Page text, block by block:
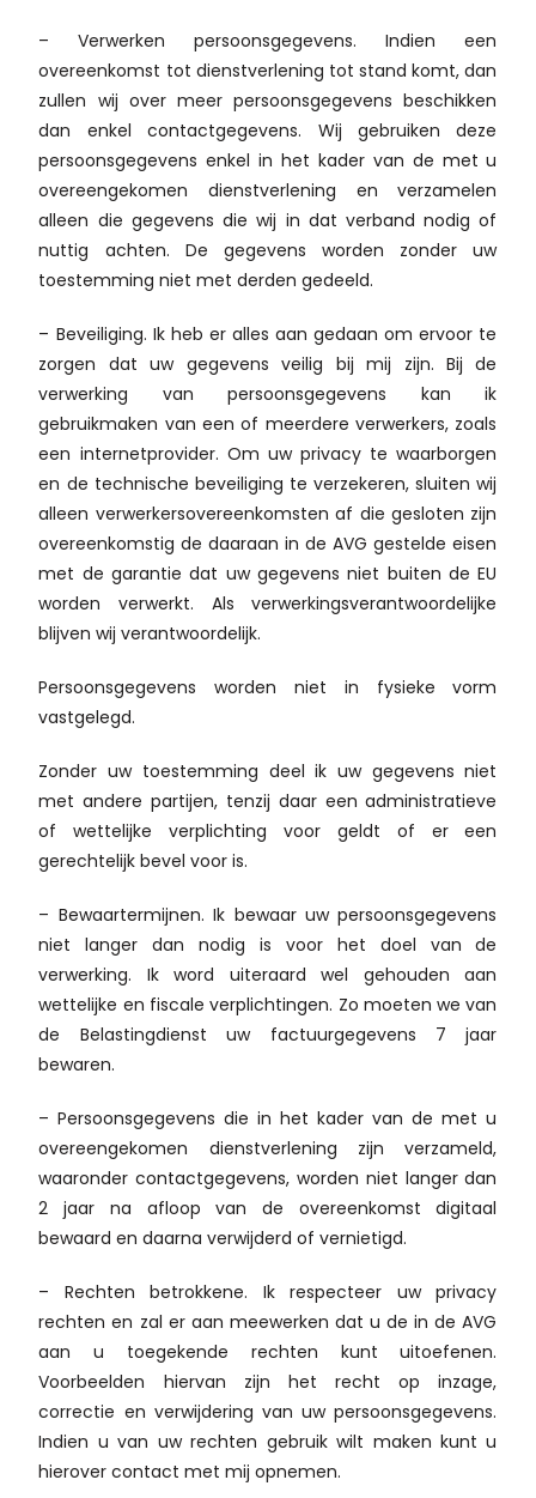
– Verwerken persoonsgegevens. Indien een
overeenkomst tot dienstverlening tot stand komt, dan
zullen wij over meer persoonsgegevens beschikken
dan enkel contactgegevens. Wij gebruiken deze
persoonsgegevens enkel in het kader van de met u
overeengekomen dienstverlening en verzamelen
alleen die gegevens die wij in dat verband nodig of
nuttig achten. De gegevens worden zonder uw
toestemming niet met derden gedeeld.
– Beveiliging. Ik heb er alles aan gedaan om ervoor te
zorgen dat uw gegevens veilig bij mij zijn. Bij de
verwerking van persoonsgegevens kan ik
gebruikmaken van een of meerdere verwerkers, zoals
een internetprovider. Om uw privacy te waarborgen
en de technische beveiliging te verzekeren, sluiten wij
alleen verwerkersovereenkomsten af die gesloten zijn
overeenkomstig de daaraan in de AVG gestelde eisen
met de garantie dat uw gegevens niet buiten de EU
worden verwerkt. Als verwerkingsverantwoordelijke
blijven wij verantwoordelijk.
Persoonsgegevens worden niet in fysieke vorm
vastgelegd.
Zonder uw toestemming deel ik uw gegevens niet
met andere partijen, tenzij daar een administratieve
of wettelijke verplichting voor geldt of er een
gerechtelijk bevel voor is.
– Bewaartermijnen. Ik bewaar uw persoonsgegevens
niet langer dan nodig is voor het doel van de
verwerking. Ik word uiteraard wel gehouden aan
wettelijke en fiscale verplichtingen. Zo moeten we van
de Belastingdienst uw factuurgegevens 7 jaar
bewaren.
– Persoonsgegevens die in het kader van de met u
overeengekomen dienstverlening zijn verzameld,
waaronder contactgegevens, worden niet langer dan
2 jaar na afloop van de overeenkomst digitaal
bewaard en daarna verwijderd of vernietigd.
– Rechten betrokkene. Ik respecteer uw privacy
rechten en zal er aan meewerken dat u de in de AVG
aan u toegekende rechten kunt uitoefenen.
Voorbeelden hiervan zijn het recht op inzage,
correctie en verwijdering van uw persoonsgegevens.
Indien u van uw rechten gebruik wilt maken kunt u
hierover contact met mij opnemen.